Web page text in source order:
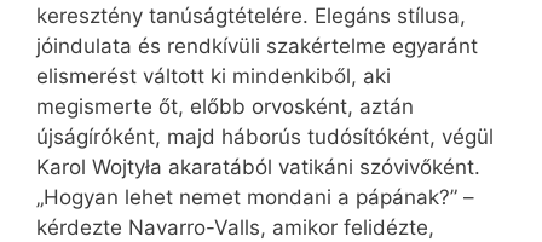
keresztény tanúságtételére. Elegáns stílusa,
jóindulata és rendkívüli szakértelme egyaránt
elismerést váltott ki mindenkiből, aki
megismerte őt, előbb orvosként, aztán
újságíróként, majd háborús tudósítóként, végül
Karol Wojtyła akaratából vatikáni szóvivőként.
„Hogyan lehet nemet mondani a pápának?” –
kérdezte Navarro-Valls, amikor felidézte,